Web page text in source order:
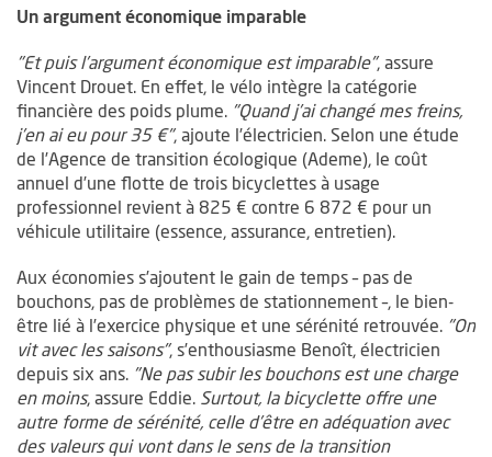
Un argument économique imparable
"Et puis l’argument économique est imparable", assure
Vincent Drouet. En effet, le vélo intègre la catégorie
financière des poids plume. "Quand j’ai changé mes freins,
j’en ai eu pour 35 €", ajoute l’électricien. Selon une étude
de l’Agence de transition écologique (Ademe), le coût
annuel d’une flotte de trois bicyclettes à usage
professionnel revient à 825 € contre 6 872 € pour un
véhicule utilitaire (essence, assurance, entretien).
Aux économies s’ajoutent le gain de temps – pas de
bouchons, pas de problèmes de stationnement –, le bien-
être lié à l’exercice physique et une sérénité retrouvée. "On
vit avec les saisons", s’enthousiasme Benoît, électricien
depuis six ans. "Ne pas subir les bouchons est une charge
en moins, assure Eddie. Surtout, la bicyclette offre une
autre forme de sérénité, celle d’être en adéquation avec
des valeurs qui vont dans le sens de la transition